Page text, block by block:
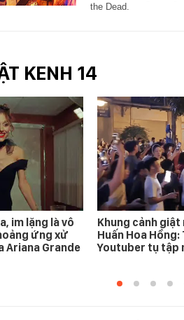
the Dead.
KENH 14
im lặng là vô
ứng xử
Ariana Grande
Khung cảnh
Huấn Hoa Hồng:
Youtuber tụ tập